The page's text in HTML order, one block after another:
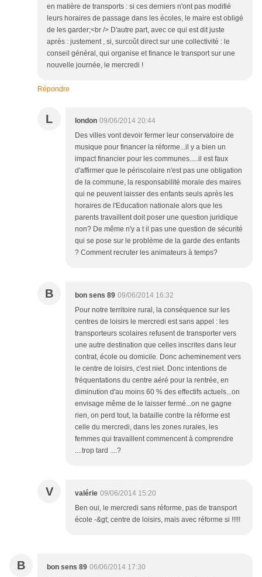
en matière de transports : si ces derniers n'ont pas modifié
leurs horaires de passage dans les écoles, le maire est obligé
de les garder;<br /> D'autre part, avec ce qui est dit juste
après : justement , si, surcoût direct sur une collectivité : le
conseil général, qui organise et finance le transport sur une
nouvelle journée, le mercredi !
Répondre
L london 09/06/2014 20:44
Des villes vont devoir fermer leur conservatoire de
musique pour financer la réforme...il y a bien un
impact financier pour les communes.....il est faux
d'affirmer que le périscolaire n'est pas une obligation
de la commune, la responsabilité morale des maires
qui ne peuvent laisser des enfants seuls après les
horaires de l'Education nationale alors que les
parents travaillent doit poser une question juridique
non? De même n'y a t il pas une question de sécurité
qui se pose sur le problème de la garde des enfants
? Comment recruter les animateurs à temps?
B bon sens 89 09/06/2014 16:32
Pour notre territoire rural, la conséquence sur les
centres de loisirs le mercredi est sans appel : les
transporteurs scolaires refusent de transporter vers
une autre destination que celles inscrites dans leur
contrat, école ou domicile. Donc acheminement vers
le centre de loisirs, c'est niet. Donc intentions de
fréquentations du centre aéré pour la rentrée, en
diminution d'au moins 60 % des effectifs actuels...on
envisage même de le laisser fermé...on ne gagne
rien, on perd tout, la bataille contre la réforme est
celle du mercredi, dans les zones rurales, les
femmes qui travaillent commencent à comprendre
....trop tard ....?
V valérie 09/06/2014 15:20
Ben oui, le mercredi sans réforme, pas de transport
école -&gt; centre de loisirs, mais avec réforme si !!!!!
B bon sens 89 06/06/2014 17:30